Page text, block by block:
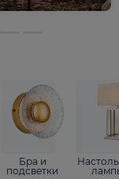
Бра и
подсветки